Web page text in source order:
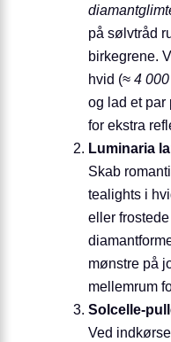
på sølvtråd
birkegrene.
hvid (≈ 4
og lad et
for ekstra
Luminaria
Skab
tealights i
eller
mønstre på
mellemrum
Solcelle-
Ved